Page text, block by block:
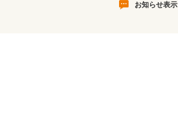
お知らせ表示